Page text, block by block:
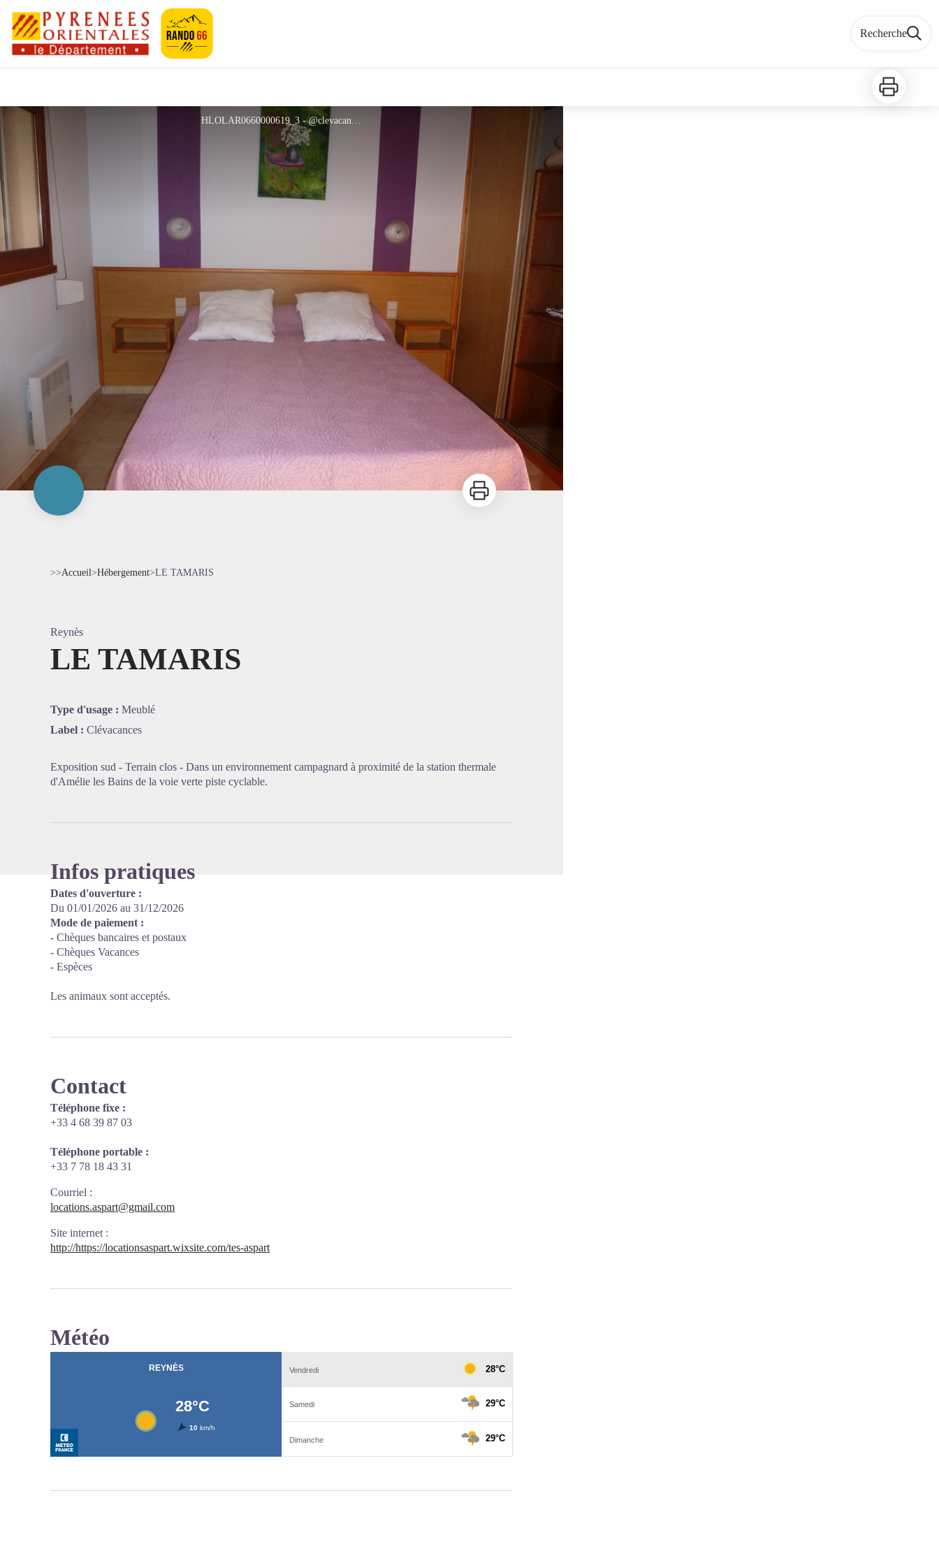
Recherche
Imprimer
HLOLAR0660000619_3 - @clevacances
Imprimer
>>Accueil>Hébergement>LE TAMARIS
Reynès
LE TAMARIS
Type d'usage : Meublé
Label : Clévacances
Exposition sud - Terrain clos - Dans un environnement campagnard à proximité de la station thermale
d'Amélie les Bains de la voie verte piste cyclable.
Infos pratiques
Dates d'ouverture :
Du 01/01/2026 au 31/12/2026
Mode de paiement :
- Chèques bancaires et postaux
- Chèques Vacances
- Espèces
Les animaux sont acceptés.
Contact
Téléphone fixe :
+33 4 68 39 87 03
Téléphone portable :
+33 7 78 18 43 31
Courriel :
locations.aspart@gmail.com
Site internet :
http://https://locationsaspart.wixsite.com/tes-aspart
Météo